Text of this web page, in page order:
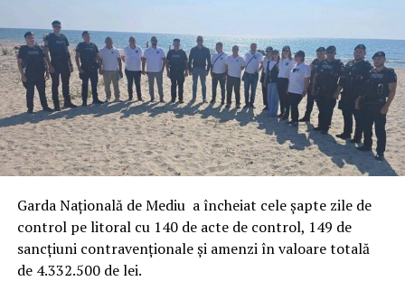
Garda Națională de Mediu a încheiat cele șapte zile de
control pe litoral cu 140 de acte de control, 149 de
sancțiuni contravenționale și amenzi în valoare totală
de 4.332.500 de lei.